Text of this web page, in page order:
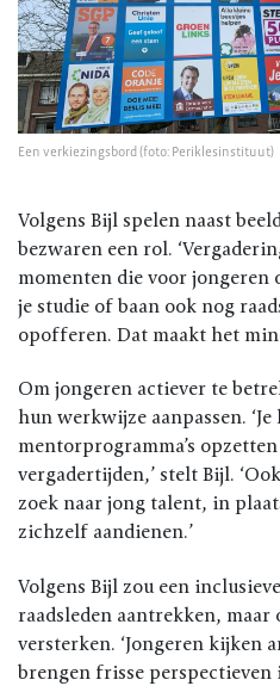
Een verkiezingsbord (foto: Periklesinstituut)
Volgens Bijl spelen naast
bezwaren een rol.
momenten die voor jongeren
je studie of baan ook nog
opofferen. Dat maakt het
Om jongeren actiever te
hun werkwijze aanpassen.
mentorprogramma’s
vergadertijden,’ stelt Bijl.
zoek naar jong talent, in
zichzelf aandienen.’
Volgens Bijl zou een
raadsleden aantrekken,
versterken. ‘Jongeren kijken
brengen frisse perspectieven